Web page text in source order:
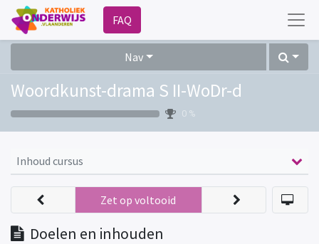
FAQ
Nav
Woordkunst-drama S II-WoDr-d
0 %
Inhoud cursus
Doelen en inhouden
Zet op voltooid